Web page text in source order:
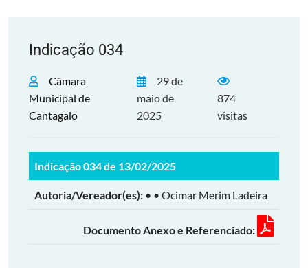
Indicação 034
Câmara
Municipal de
Cantagalo
29 de
maio de
2025
874
visitas
Indicação 034 de 13/02/2025
Autoria/Vereador(es): • • Ocimar Merim Ladeira
Documento Anexo e Referenciado: